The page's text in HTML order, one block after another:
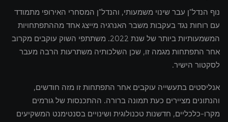
נוף הנדל"ן עבר שינוי משמעותי, והנדל"ן המסחרי האירופי מתמודד
עם רוחות נגד בעקבות משבר האנרגיה מייצג אחד מההתפתחויות
המשמעותיות ביותר של שנת 2022. משתתפי השוק עוקבים מקרוב
אחר התפתחות מגמה זו, שכן השלכותיה משתרעות הרבה מעבר
לסקטור הישיר.
אנליסטים בתעשייה עוקבים אחר התפתחות זו מזה חודשים,
והנתונים מציירים כעת תמונה ברורה. ההתכנסות של גורמים
מקרו-כלכליים, חדשנות טכנולוגית ושינויים בסנטימנט המשקיעים